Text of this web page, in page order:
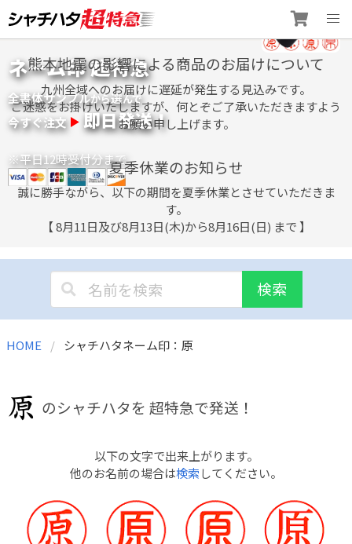
to
content
ネーム印 超特急
全書体サンプルから選んで
今すぐ注文 即日発送！
※平日12時受付分まで
熊本地震の影響による商品のお届けについて
九州全域へのお届けに遅延が発生する見込みです。
ご迷惑をお掛けいたしますが、何とぞご了承いただきますよう
お願い申し上げます。
夏季休業のお知らせ
誠に勝手ながら、以下の期間を夏季休業とさせていただきま
す。
【 8月11日及び8月13日(木)から8月16日(日) まで 】
検索
HOME シャチハタネーム印：原
のシャチハタを 超特急で発送！
以下の文字で出来上がります。
他のお名前の場合は検索してください。